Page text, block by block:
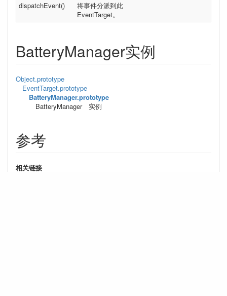
dispatchEvent()
将事件分派到此
EventTarget。
BatteryManager实例
Object.prototype
EventTarget.prototype
BatteryManager.prototype
BatteryManager 实例
参考
相关链接